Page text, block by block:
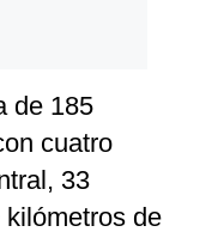
de 185
cuatro
33
de